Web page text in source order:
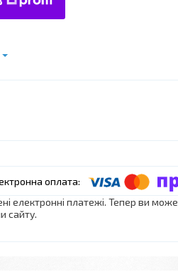
електронні платежі. Тепер ви
сайту.